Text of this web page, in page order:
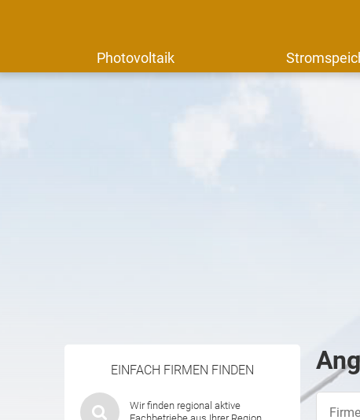
Photovoltaik
EINFACH FIRMEN FINDEN
Wir finden regional aktive